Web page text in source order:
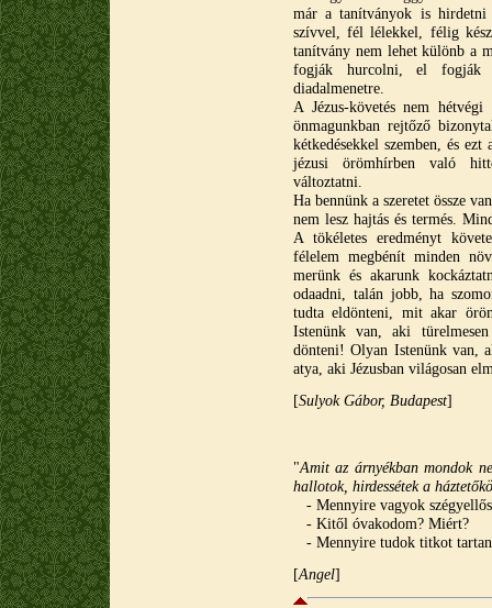
már a tanítványok is hirdetni
szívvel, fél lélekkel, félig
tanítvány nem lehet különb a
fogják hurcolni, el fogják
diadalmenetre.
A Jézus-követés nem hétvégi
önmagunkban rejtőző
kétkedésekkel szemben, és
jézusi örömhírben való
változtatni.
Ha bennünk a szeretet össze
nem lesz hajtás és termés.
A tökéletes eredményt
félelem megbénít minden
merünk és akarunk
odaadni, talán jobb, ha
tudta eldönteni, mit akar
Istenünk van, aki
dönteni! Olyan Istenünk van,
atya, aki Jézusban világosan
[Sulyok Gábor, Budapest]
"Amit az árnyékban mondok
hallotok, hirdessétek a
- Mennyire vagyok
- Kitől óvakodom? Miért?
- Mennyire tudok titkot
[Angel]